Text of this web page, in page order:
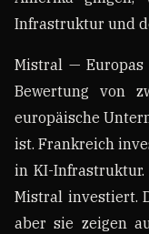
Infrastruktur und
Mistral —
Bewertung von
europäische
ist. Frankreich
in KI-
Mistral investiert.
aber sie zeigen